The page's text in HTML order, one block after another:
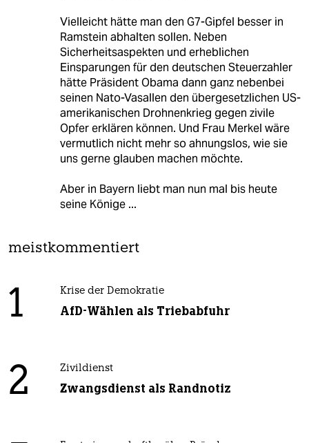
Vielleicht hätte man den G7-Gipfel besser in
Ramstein abhalten sollen. Neben
Sicherheitsaspekten und erheblichen
Einsparungen für den deutschen Steuerzahler
hätte Präsident Obama dann ganz nebenbei
seinen Nato-Vasallen den übergesetzlichen US-
amerikanischen Drohnenkrieg gegen zivile
Opfer erklären können. Und Frau Merkel wäre
vermutlich nicht mehr so ahnungslos, wie sie
uns gerne glauben machen möchte.
Aber in Bayern liebt man nun mal bis heute
seine Könige ...
meistkommentiert
1 Krise der Demokratie
AfD-Wählen als Triebabfuhr
2 Zivildienst
Zwangsdienst als Randnotiz